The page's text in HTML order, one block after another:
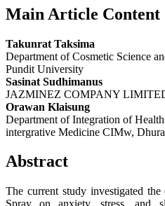
Main Article Content
Takunrat Taksima
Department of Cosmetic Science
Pundit University
Sasinat Sudhimanus
JAZMINEZ COMPANY
Orawan Klaisung
Department of Integration of
intergrative Medicine CIMw,
Abstract
The current study investigated